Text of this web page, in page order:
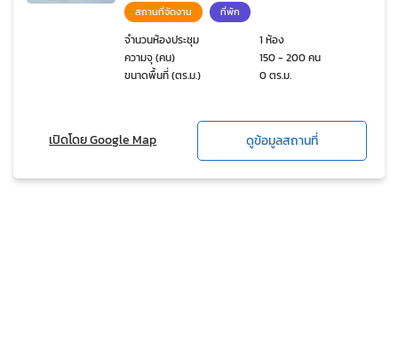
สถานที่จัดงาน ที่พัก
จำนวนห้องประชุม
1 ห้อง
ความจุ (คน)
150 - 200 คน
ขนาดพื้นที่ (ตร.ม.)
0 ตร.ม.
เปิดโดย Google Map ดูข้อมูลสถานที่